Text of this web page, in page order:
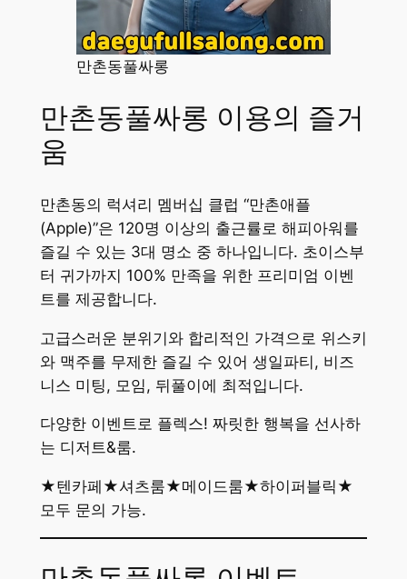
만촌동풀싸롱
만촌동풀싸롱 이용의 즐거
움
만촌동의 럭셔리 멤버십 클럽 “만촌애플
(Apple)”은 120명 이상의 출근률로 해피아워를
즐길 수 있는 3대 명소 중 하나입니다. 초이스부
터 귀가까지 100% 만족을 위한 프리미엄 이벤
트를 제공합니다.
고급스러운 분위기와 합리적인 가격으로 위스키
와 맥주를 무제한 즐길 수 있어 생일파티, 비즈
니스 미팅, 모임, 뒤풀이에 최적입니다.
다양한 이벤트로 플렉스! 짜릿한 행복을 선사하
는 디저트&룸.
★텐카페★셔츠룸★메이드룸★하이퍼블릭★
모두 문의 가능.